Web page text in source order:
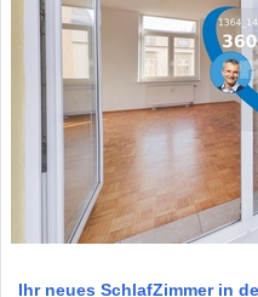
Ihr neues SchlafZimmer in